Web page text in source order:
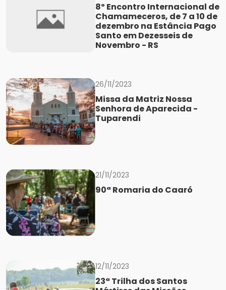
8º Encontro Internacional de
Chamameceros, de 7 a 10 de
dezembro na Estância Pago
Santo em Dezesseis de
Novembro - RS
26/11/2023
Missa da Matriz Nossa
Senhora de Aparecida -
Tuparendi
21/11/2023
90ª Romaria do Caaró
12/11/2023
23ª Trilha dos Santos